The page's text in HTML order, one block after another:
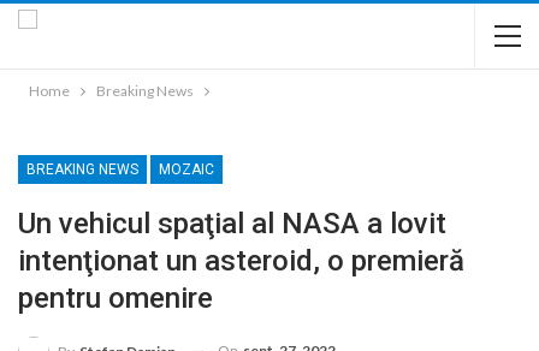
Home Breaking News
BREAKING NEWS MOZAIC
Un vehicul spaţial al NASA a lovit
intenţionat un asteroid, o premieră
pentru omenire